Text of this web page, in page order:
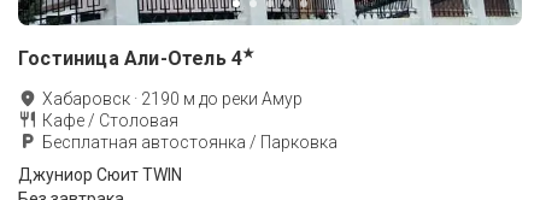
Гостиница Али-Отель 4★
Хабаровск · 2190 м до реки Амур
Кафе / Столовая
Бесплатная автостоянка / Парковка
Джуниор Сюит TWIN